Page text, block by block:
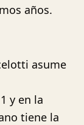
años.
asume
y en la
tiene la